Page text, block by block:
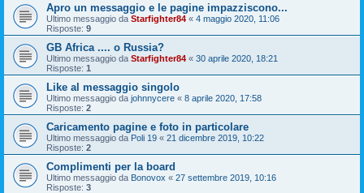
Apro un messaggio e le pagine impazziscono...
Ultimo messaggio da Starfighter84 « 4 maggio 2020, 11:06
Risposte: 9
GB Africa .... o Russia?
Ultimo messaggio da Starfighter84 « 30 aprile 2020, 18:21
Risposte: 1
Like al messaggio singolo
Ultimo messaggio da johnnycere « 8 aprile 2020, 17:58
Risposte: 2
Caricamento pagine e foto in particolare
Ultimo messaggio da Poli 19 « 21 dicembre 2019, 10:22
Risposte: 2
Complimenti per la board
Ultimo messaggio da Bonovox « 27 settembre 2019, 10:16
Risposte: 3